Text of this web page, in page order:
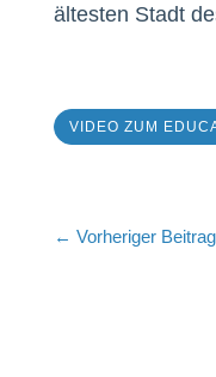
ältesten Stadt
VIDEO ZUM
← Vorheriger Beitrag